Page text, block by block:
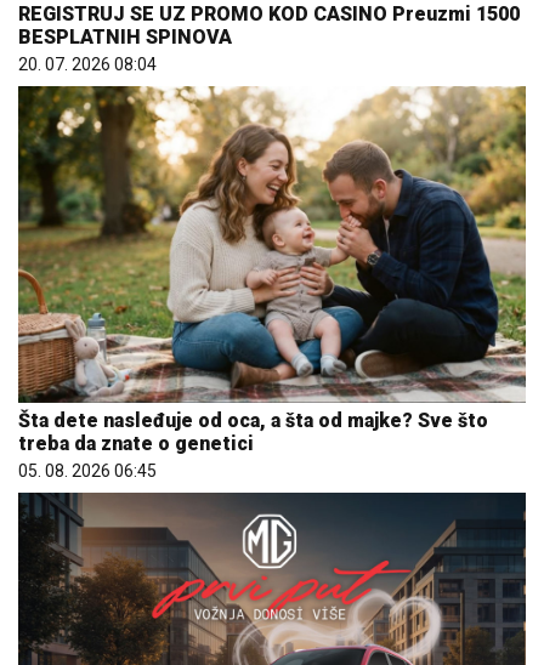
REGISTRUJ SE UZ PROMO KOD CASINO Preuzmi 1500
BESPLATNIH SPINOVA
20. 07. 2026 08:04
Šta dete nasleđuje od oca, a šta od majke? Sve što
treba da znate o genetici
05. 08. 2026 06:45